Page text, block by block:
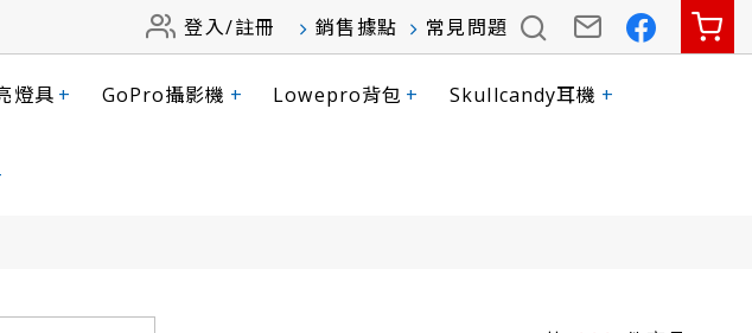
登入/註冊 銷售據點 常見問題
燈具 + GoPro攝影機 + Lowepro背包 + Skullcandy耳機 +